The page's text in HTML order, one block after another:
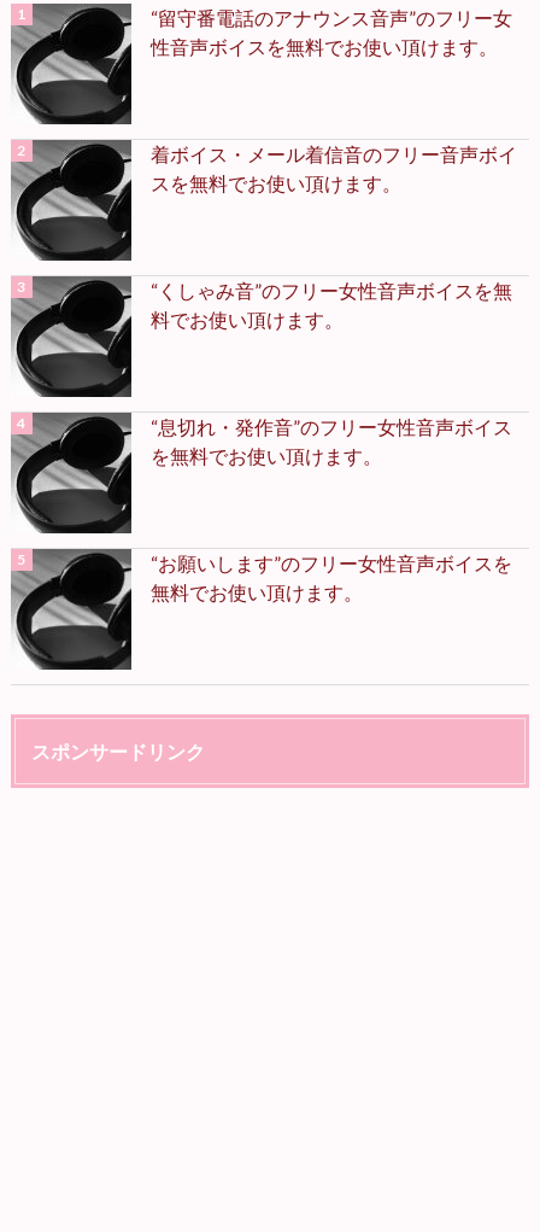
“留守番電話のアナウンス音声”のフリー女
性音声ボイスを無料でお使い頂けます。
着ボイス・メール着信音のフリー音声ボイ
スを無料でお使い頂けます。
“くしゃみ音”のフリー女性音声ボイスを無
料でお使い頂けます。
“息切れ・発作音”のフリー女性音声ボイス
を無料でお使い頂けます。
“お願いします”のフリー女性音声ボイスを
無料でお使い頂けます。
スポンサードリンク